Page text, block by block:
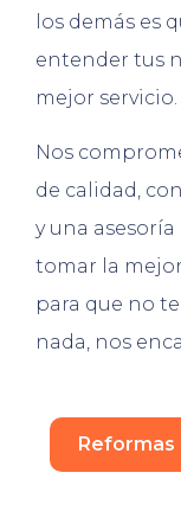
los demás es
entender tus
mejor servicio.
Nos
de calidad,
y una
tomar la
para que no
nada, nos
Reformas